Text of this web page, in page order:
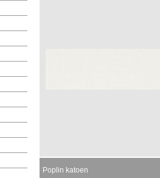
Poplin katoen